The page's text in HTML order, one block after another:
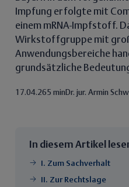
Impfung erfolgte mit
einem mRNA-Impfstoff.
Wirkstoffgruppe mit
Anwendungsbereiche
grundsätzliche
17.04.265 min Dr. jur. Armin
In diesem Artikel
I. Zum Sachverhalt
II. Zur Rechtslage